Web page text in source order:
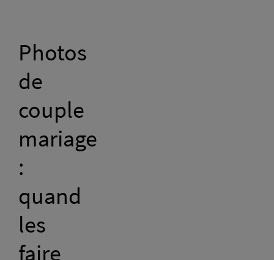
Photos
de
couple
mariage
:
quand
les
faire